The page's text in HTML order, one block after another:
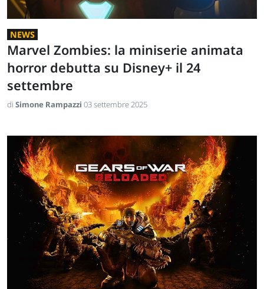
NEWS
Marvel Zombies: la miniserie animata
horror debutta su Disney+ il 24
settembre
di Simone Rampazzi 03 settembre 2025